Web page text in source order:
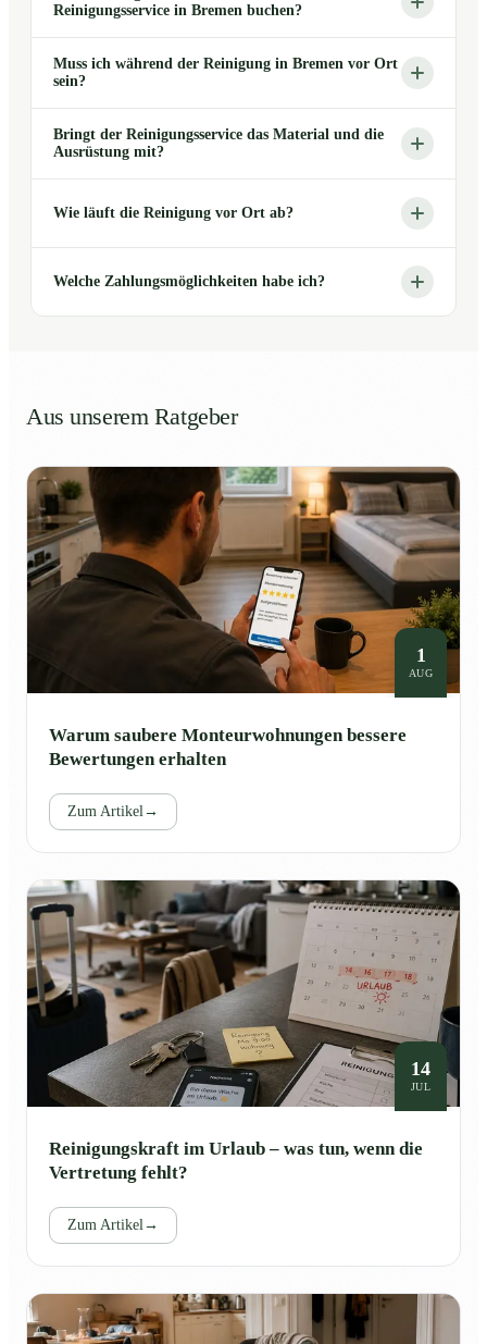
Reinigungsservice in Bremen buchen?
Muss ich während der Reinigung in Bremen vor Ort
sein?
Bringt der Reinigungsservice das Material und die
Ausrüstung mit?
Wie läuft die Reinigung vor Ort ab?
Welche Zahlungsmöglichkeiten habe ich?
Aus unserem Ratgeber
1
AUG
Warum saubere Monteurwohnungen bessere
Bewertungen erhalten
Zum Artikel →
14
JUL
Reinigungskraft im Urlaub – was tun, wenn die
Vertretung fehlt?
Zum Artikel →